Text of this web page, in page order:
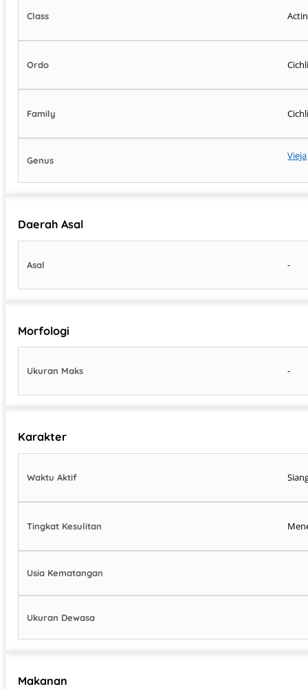
Class
Ordo
Family
Genus Vieja
Daerah Asal
Asal -
Morfologi
Ukuran Maks -
Karakter
Waktu Aktif
Tingkat Kesulitan
Usia Kematangan
Ukuran Dewasa
Makanan